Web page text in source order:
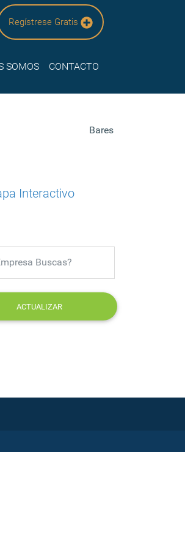
Regístrese Gratis
SOMOS CONTACTO
Bares
Interactivo
ACTUALIZAR